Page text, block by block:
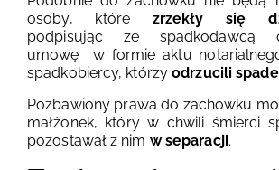
osoby, które zrzekły się
podpisując ze spadkodawcą
umowę w formie aktu
spadkobiercy, którzyodrzucili
Pozbawiony prawa do zachowku
małżonek, który w chwili śmierci
pozostawał z nim w separacji.